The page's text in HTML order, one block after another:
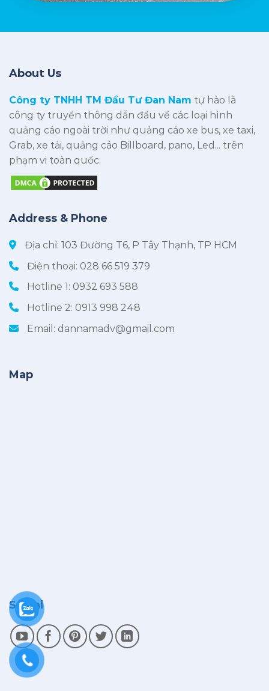
About Us
Công ty TNHH TM Đầu Tư Đan Nam tự hào là
công ty truyền thông dẫn đầu về các loại hình
quảng cáo ngoài trời như quảng cáo xe bus, xe taxi,
Grab, xe tải, quảng cáo Billboard, pano, Led... trên
phạm vi toàn quốc.
Address & Phone
Địa chỉ: 103 Đường T6, P Tây Thạnh, TP HCM
Điện thoại: 028 66 519 379
Hotline 1: 0932 693 588
Hotline 2: 0913 998 248
Email: dannamadv@gmail.com
Map
Social